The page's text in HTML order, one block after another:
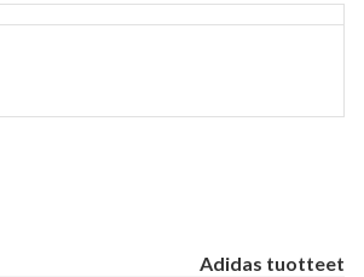
Adidas tuotteet